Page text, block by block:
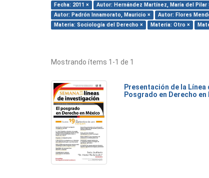
Fecha: 2011 × Autor: Hernández Martínez, María del Pilar
Autor: Padrón Innamorato, Mauricio ×
Autor: Flores
Materia: Sociología del Derecho ×
Materia: Otro ×
Mostrando ítems 1-1 de 1
Presentación de la Línea
Posgrado en Derecho en